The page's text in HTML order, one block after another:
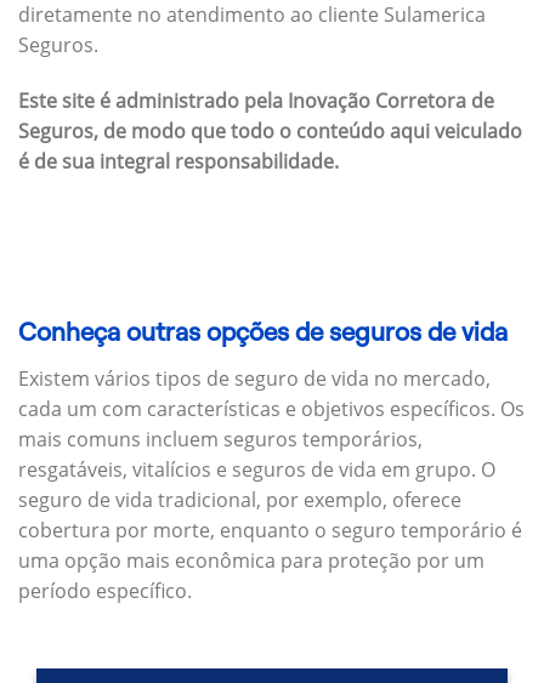
diretamente no atendimento ao cliente Sulamerica
Seguros.
Este site é administrado pela Inovação Corretora de
Seguros, de modo que todo o conteúdo aqui veiculado
é de sua integral responsabilidade.
Conheça outras opções de seguros de vida
Existem vários tipos de seguro de vida no mercado,
cada um com características e objetivos específicos. Os
mais comuns incluem seguros temporários,
resgatáveis, vitalícios e seguros de vida em grupo. O
seguro de vida tradicional, por exemplo, oferece
cobertura por morte, enquanto o seguro temporário é
uma opção mais econômica para proteção por um
período específico.